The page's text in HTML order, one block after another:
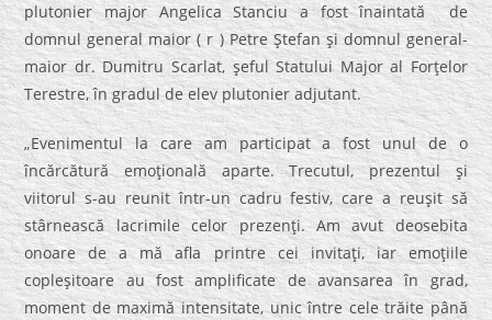
plutonier major Angelica Stanciu a fost înaintată de
domnul general maior ( r ) Petre Ştefan şi domnul general-
maior dr. Dumitru Scarlat, şeful Statului Major al Forţelor
Terestre, în gradul de elev plutonier adjutant.
„Evenimentul la care am participat a fost unul de o
încărcătură emoţională aparte. Trecutul, prezentul şi
viitorul s-au reunit într-un cadru festiv, care a reuşit să
stârnească lacrimile celor prezenţi. Am avut deosebita
onoare de a mă afla printre cei invitaţi, iar emoţiile
copleşitoare au fost amplificate de avansarea în grad,
moment de maximă intensitate, unic între cele trăite până